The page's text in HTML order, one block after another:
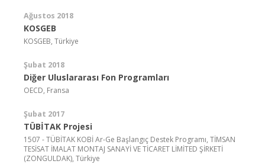
Ağustos 2018
KOSGEB
KOSGEB, Türkiye
Şubat 2018
Diğer Uluslararası Fon Programları
OECD, Fransa
Şubat 2017
TÜBİTAK Projesi
1507 - TÜBİTAK KOBİ Ar-Ge Başlangıç Destek Programı, TİMSAN
TESİSAT İMALAT MONTAJ SANAYİ VE TİCARET LİMİTED ŞİRKETİ
(ZONGULDAK), Türkiye